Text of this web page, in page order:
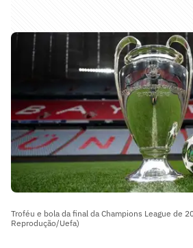
Troféu e bola da final da Champions League de
Reprodução/Uefa)